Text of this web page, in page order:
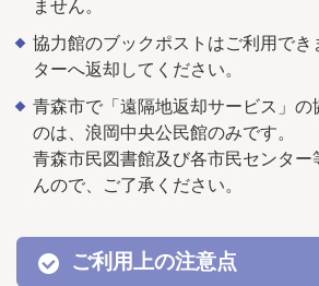
ません。
協力館のブックポストはご利用でき
ターへ返却してください。
青森市で「遠隔地返却サービス」の
のは、浪岡中央公民館のみです。
青森市民図書館及び各市民センター
んので、ご了承ください。
ご利用上の注意点